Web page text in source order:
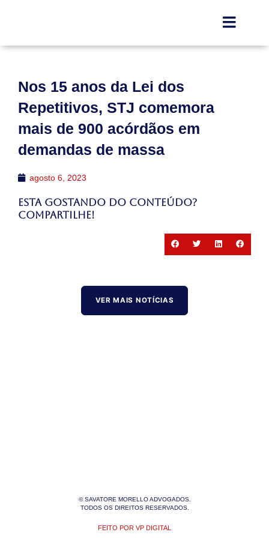
Nos 15 anos da Lei dos
Repetitivos, STJ comemora
mais de 900 acórdãos em
demandas de massa
agosto 6, 2023
Esta gostando do conteúdo?
Compartilhe!
VER MAIS NOTÍCIAS
© SAVATORE MORELLO ADVOGADOS.
TODOS OS DIREITOS RESERVADOS.
FEITO POR VP DIGITAL